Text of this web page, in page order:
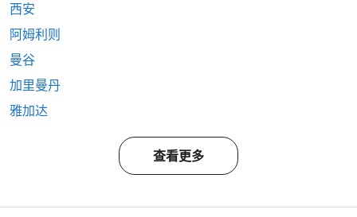
西安
阿姆利则
曼谷
加里曼丹
雅加达
查看更多